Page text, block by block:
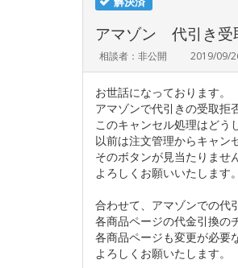
アマゾン 代引き受
相談者：非公開 2019/09/
お世話になっております。
アマゾンで代引きの受取拒
このキャンセル処理はどう
以前は注文管理からキャン
そのボタンが見当たりません
よろしくお願いいたします。
合わせて、アマゾンでの代
各商品ページの代金引換の
各商品ページも変更が必要
よろしくお願いたします。